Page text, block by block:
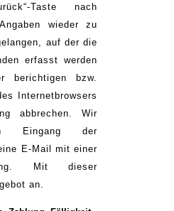
Taste nach
wieder zu
auf der die
erfasst werden
berichtigen bzw.
Internetbrowsers
abbrechen. Wir
Eingang der
E-Mail mit einer
Mit dieser
an.